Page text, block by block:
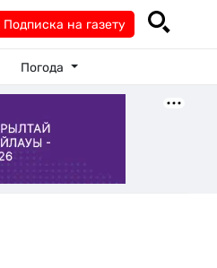
Подписка на газету
Погода